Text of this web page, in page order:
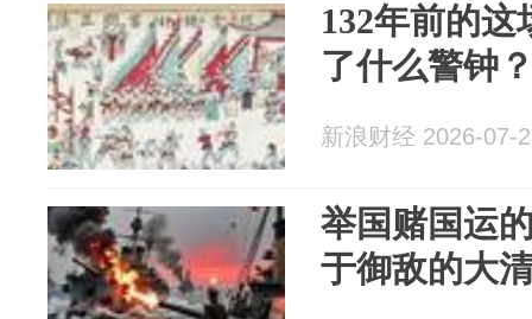
132年前的
了什么警钟
新浪财经 2026-07-
举国赌国运
于御敌的大